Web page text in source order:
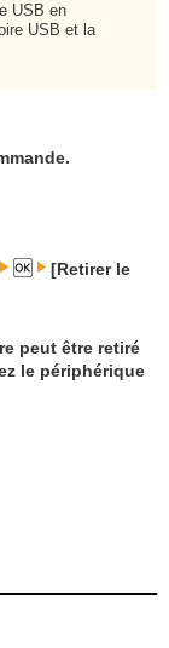
USB en
USB et la
[Retirer le
peut être retiré
le périphérique